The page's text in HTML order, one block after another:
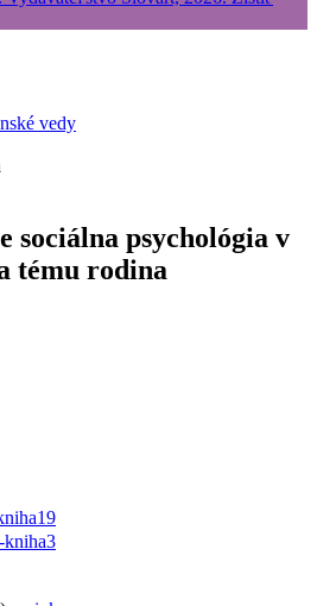
vedy
sociálna psychológia v
tému rodina
19
kniha3